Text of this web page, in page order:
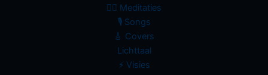
🧘‍♀️ Meditaties
🎙 Songs
🎸 Covers
Lichttaal
⚡️ Visies